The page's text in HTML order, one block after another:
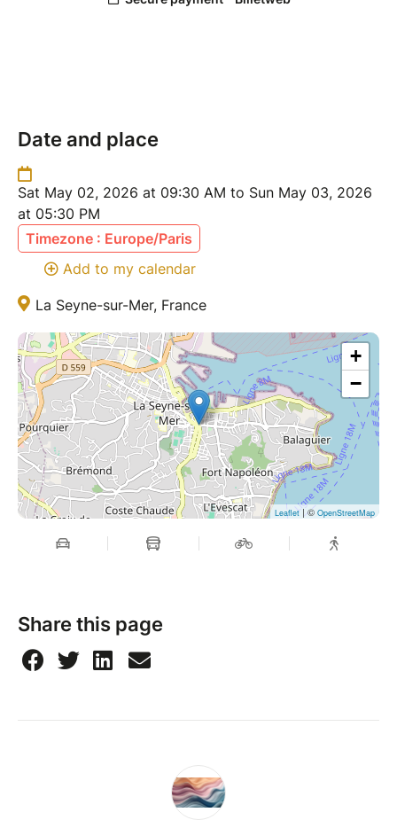
Date and place
Sat May 02, 2026 at 09:30 AM to Sun May 03, 2026
at 05:30 PM
Timezone : Europe/Paris
Add to my calendar
La Seyne-sur-Mer, France
+
−
Leaflet| © OpenStreetMap
Share this page